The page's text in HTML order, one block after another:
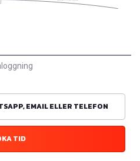
EMAIL ELLER TELEFON
TID